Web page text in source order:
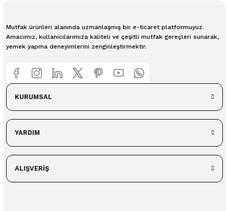
Mutfak ürünleri alanında uzmanlaşmış bir e-ticaret platformuyuz.
Amacımız, kullanıcılarımıza kaliteli ve çeşitli mutfak gereçleri sunarak,
yemek yapma deneyimlerini zenginleştirmektir.
KURUMSAL
YARDIM
ALIŞVERİŞ